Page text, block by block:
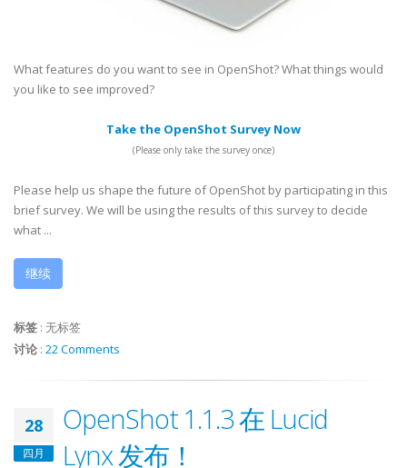
What features do you want to see in OpenShot? What things would
you like to see improved?
Take the OpenShot Survey Now
(Please only take the survey once)
Please help us shape the future of OpenShot by participating in this
brief survey. We will be using the results of this survey to decide
what ...
继续
标签 : 无标签
讨论 : 22 Comments
28
四月
OpenShot 1.1.3 在 Lucid
Lynx 发布！